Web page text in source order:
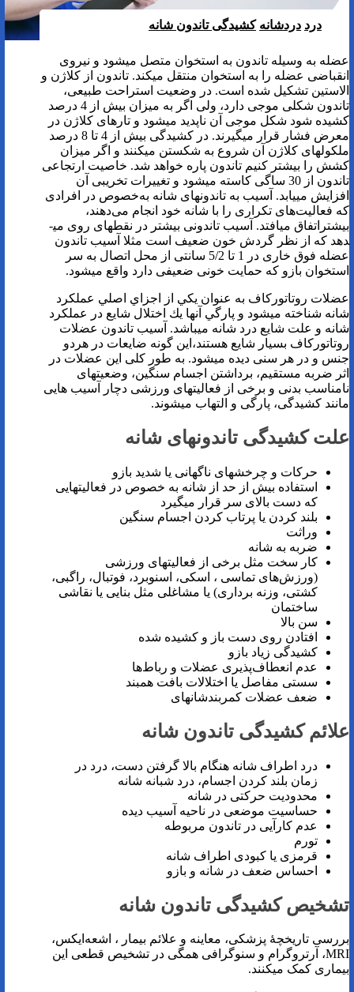
درد دردشانه کشیدگی تاندون شانه
عضله به وسیله تاندون به استخوان متصل می­شود و نیروی
انقباضی عضله را به استخوان منتقل می­کند. تاندون از کلاژن و
الاستین تشکیل شده است. در وضعیت استراحت طبیعی،
تاندون شکلی موجی دارد، ولی اگر به میزان بیش از 4 درصد
کشیده شود شکل موجی آن ناپدید می­شود و تارهای کلاژن در
معرض فشار قرار می­گیرند. در کشیدگی بیش از 4 تا 8 درصد
ملکول­های کلاژن آن شروع به شکستن می­کنند و اگر میزان
کشش را بیشتر کنیم تاندون پاره خواهد شد. خاصیت ارتجاعی
تاندون از 30 ساگی کاسته می­شود و تغییرات تخریبی آن
افزایش می­یابد. آسیب به تاندون­های شانه به‌خصوص در افرادی
که فعالیت‌های تکراری را با شانه خود انجام می‌دهند،
بیشتراتفاق می­افتد. آسیب تاندونی بیشتر در نقطه­ای روی می­
دهد که از نظر گردش خون ضعیف است مثلا آسیب تاندون
عضله فوق خاری در 1 تا 5/2 سانتی از محل اتصال به سر
استخوان بازو که حمایت خونی ضعیفی دارد واقع می­شود.
عضلات روتاتوركاف به عنوان يكي از اجزاي اصلي عملكرد
شانه شناخته ميشود و پارگي آنها يك اختلال شايع در عملكرد
شانه و علت شايع درد شانه ميباشد. آسیب تاندون عضلات
روتاتورکاف بسیار شایع هستند،این گونه ضایعات در هردو
جنس و در هر سنی دیده می­شود. به طور کلی این عضلات در
اثر ضربه مستقیم، برداشتن اجسام سنگین، وضعیت­های
نامناسب بدنی و برخی از فعالیت­های ورزشی دچار آسیب هایی
مانند کشیدگی، پارگی و التهاب می­شوند.
علت کشیدگی­ تاندون­های شانه
حرکات و چرخش­های ناگهانی یا شدید بازو
استفاده بیش از حد از شانه به خصوص در فعالیت­هایی
که دست بالای سر قرار می­گیرد
بلند کردن یا پرتاب کردن اجسام سنگین
وراثت
ضربه به شانه
کار سخت مثل برخی از فعالیت­های ورزشی
(ورزش‌های تماسی ، اسکی، اسنوبرد، فوتبال، راگبی،
کشتی، وزنه برداری) یا مشاغلی مثل بنایی یا نقاشی
ساختمان
سن بالا
افتادن روی دست باز و کشیده شده
کشیدگی زیاد بازو
عدم انعطاف‌پذیری عضلات و رباط‌ها
سستی مفاصل یا اختلالات بافت همبند
ضعف عضلات کمربندشانه­ای
علائم کشیدگی تاندون شانه
درد اطراف شانه هنگام بالا گرفتن دست، درد در
زمان بلند کردن اجسام، درد شبانه شانه
محدودیت حرکتی در شانه
حساسیت موضعی در ناحیه آسیب دیده
عدم کارآیی در تاندون مربوطه
تورم
قرمزی یا کبودی اطراف شانه
احساس ضعف در شانه و بازو
تشخیص کشیدگی تاندون شانه
بررسی تاریخچۀ پزشکی، معاینه و علائم بیمار ، اشعه‌ایکس،
MRI، آرتروگرام و سنوگرافی همگی در تشخیص قطعی این
بیماری کمک می­کنند.